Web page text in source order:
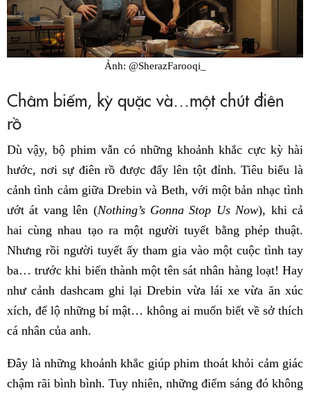
Ảnh: @SherazFarooqi_
Châm biếm, kỳ quặc và…một chút điên
rồ
Dù vậy, bộ phim vẫn có những khoảnh khắc cực kỳ hài
hước, nơi sự điên rồ được đẩy lên tột đỉnh. Tiêu biểu là
cảnh tình cảm giữa Drebin và Beth, với một bản nhạc tình
ướt át vang lên (Nothing’s Gonna Stop Us Now), khi cả
hai cùng nhau tạo ra một người tuyết bằng phép thuật.
Nhưng rồi người tuyết ấy tham gia vào một cuộc tình tay
ba… trước khi biến thành một tên sát nhân hàng loạt! Hay
như cảnh dashcam ghi lại Drebin vừa lái xe vừa ăn xúc
xích, để lộ những bí mật… không ai muốn biết về sở thích
cá nhân của anh.
Đây là những khoảnh khắc giúp phim thoát khỏi cảm giác
chậm rãi bình bình. Tuy nhiên, những điểm sáng đó không